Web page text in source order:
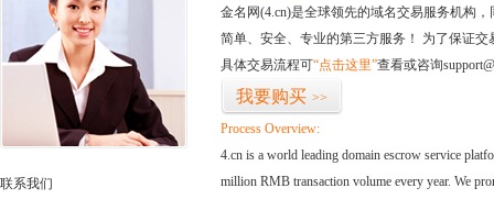
联系我们
金名网(4.cn)是全球领先的域名交易服务机构
简单、安全、专业的第三方服务！ 为了保证
具体交易流程可“点击这里”查看或咨询
我要购买 >>
Process Overview:
4.cn is a world leading domain escrow service
million RMB transaction volume every year. We